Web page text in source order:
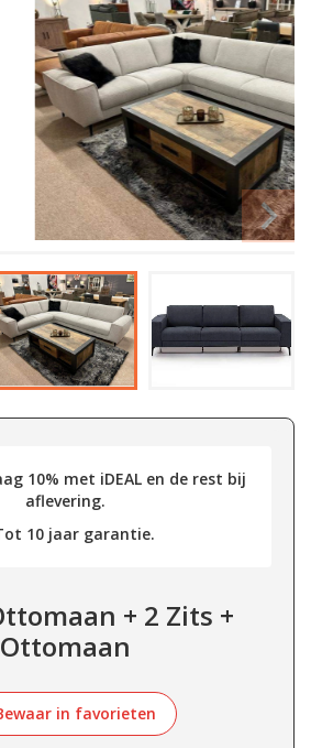
10% met iDEAL en de rest bij
aflevering.
10 jaar garantie.
+ 2 Zits +
Ottomaan
in favorieten